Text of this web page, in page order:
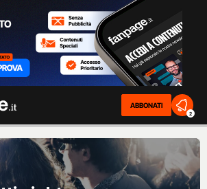
ABBONATI
2